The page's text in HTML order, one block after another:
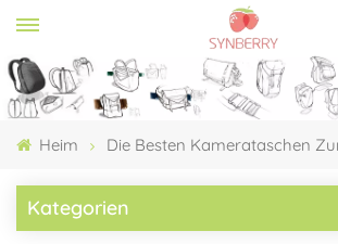
Heim Die Besten Kamerataschen
Kategorien